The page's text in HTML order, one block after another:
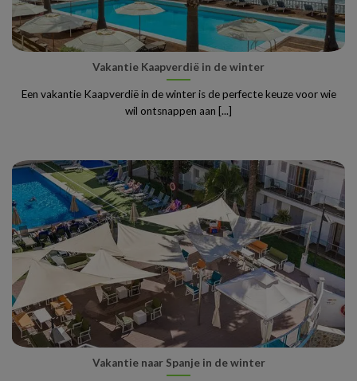
Vakantie Kaapverdië in de winter
Een vakantie Kaapverdië in de winter is de perfecte keuze voor wie
wil ontsnappen aan [...]
Vakantie naar Spanje in de winter